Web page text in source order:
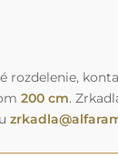
200 cm.